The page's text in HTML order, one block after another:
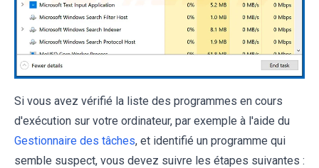
Si vous avez vérifié la liste des programmes en cours
d'exécution sur votre ordinateur, par exemple à l'aide du
Gestionnaire des tâches, et identifié un programme qui
semble suspect, vous devez suivre les étapes suivantes :